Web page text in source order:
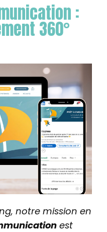
:
360°
notre mission en
est